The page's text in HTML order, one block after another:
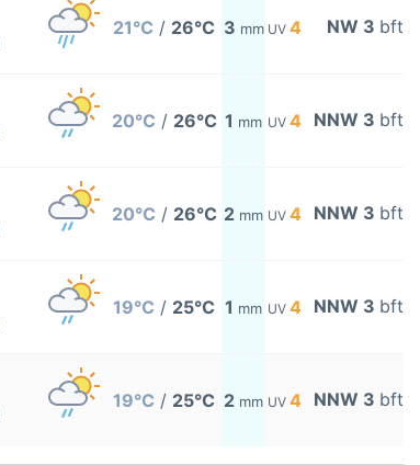
21°C / 26°C 3 mm UV 4 NW 3 bft
20°C / 26°C 1 mm UV 4 NNW 3 bft
20°C / 26°C 2 mm UV 4 NNW 3 bft
19°C / 25°C 1 mm UV 4 NNW 3 bft
19°C / 25°C 2 mm UV 4 NNW 3 bft